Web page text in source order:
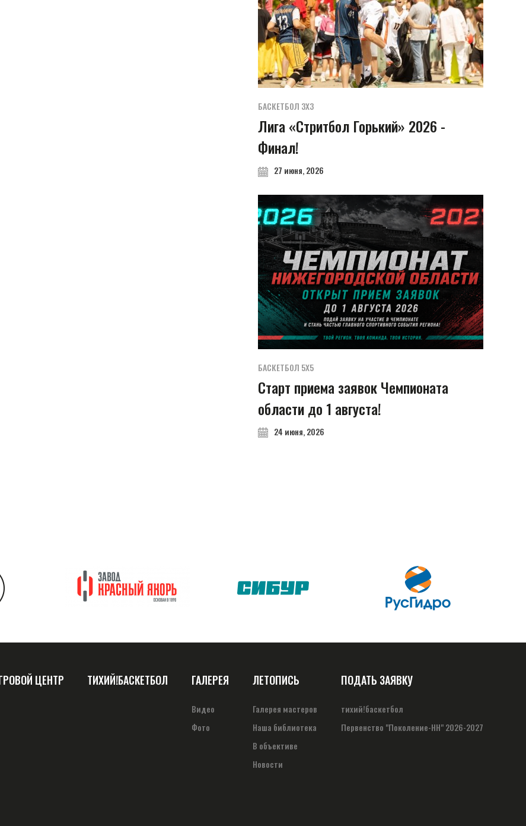
БАСКЕТБОЛ 3Х3
Лига «Стритбол Горький» 2026 -
Финал!
27 июня, 2026
БАСКЕТБОЛ 5Х5
Старт приема заявок Чемпионата
области до 1 августа!
24 июня, 2026
ЦЕНТР ТИХИЙ!БАСКЕТБОЛ ГАЛЕРЕЯ
Видео
Фото
ЛЕТОПИСЬ
Галерея мастеров
Наша библиотека
В объективе
Новости
ПОДАТЬ ЗАЯВКУ
тихий!баскетбол
Первенство "Поколение-НН" 2026-2027